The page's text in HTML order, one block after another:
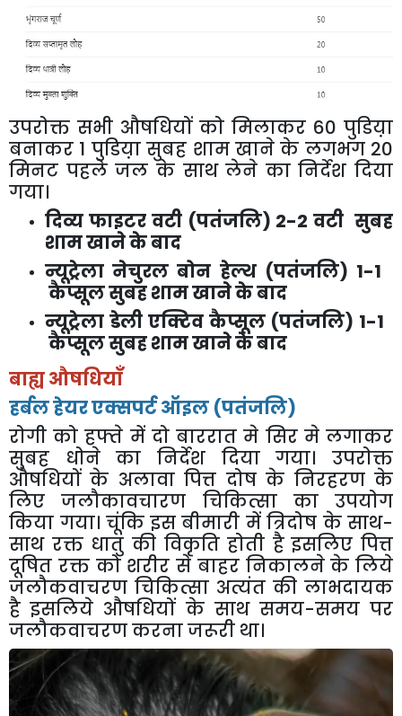
उपरोक्त सभी औषधियों को मिलाकर 60 पुडिय़ा
बनाकर 1 पुडिय़ा सुबह शाम खाने के लगभग 20
मिनट पहले जल के साथ लेने का निर्देश दिया
गया।
दिव्य फाइटर वटी (पतंजलि) 2-2 वटी सुबह
शाम खाने के बाद
न्यूट्रेला नेचुरल बोन हेल्थ (पतंजलि) 1-1
कैप्सूल सुबह शाम खाने के बाद
न्यूट्रेला डेली एक्टिव कैप्सूल (पतंजलि) 1-1
कैप्सूल सुबह शाम खाने के बाद
बाह्य औषधियाँ
हर्बल हेयर एक्सपर्ट ऑइल (पतंजलि)
रोगी को हफ्ते में दो बाररात मे सिर मे लगाकर
सुबह धोने का निर्देश दिया गया। उपरोक्त
औषधियों के अलावा पित्त दोष के निरहरण के
लिए जलौकावचारण चिकित्सा का उपयोग
किया गया। चूंकि इस बीमारी में त्रिदोष के साथ-
साथ रक्त धातु की विकृति होती है इसलिए पित्त
दूषित रक्त को शरीर से बाहर निकालने के लिये
जलौकवाचरण चिकित्सा अत्यंत की लाभदायक
है इसलिये औषधियों के साथ समय-समय पर
जलौकवाचरण करना जरूरी था।